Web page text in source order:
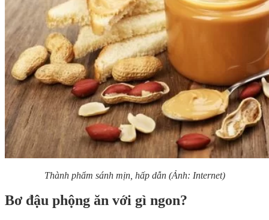
Thành phẩm sánh mịn, hấp dẫn (Ảnh: Internet)
Bơ đậu phộng ăn với gì ngon?